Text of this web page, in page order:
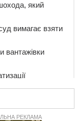
який
вимагає взяти
вантажівки
докупити та що
РЕКЛАМА